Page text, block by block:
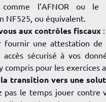
comme l’AFNOR ou
NF525 , ou équivalent.
aux contrôles fiscaux
fournir une attestation de
sécurisé à vos
compris pour les exercices
transition vers une
pas le temps jouer contre